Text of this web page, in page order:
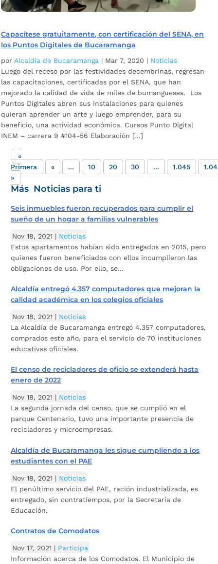
Capacítese gratuitamente, con certificación del SENA, en
los Puntos Digitales de Bucaramanga
por Alcaldía de Bucaramanga | Mar 7, 2020 | Noticias
Luego del receso por las festividades decembrinas, regresan
las capacitaciones, certificadas por el SENA, que han
mejorado la calidad de vida de miles de bumangueses. Los
Puntos Digitales abren sus instalaciones para quienes
quieran aprender un arte y luego emprender, para su
beneficio, una actividad económica. Cursos Punto Digital
INEM – carrera 9 #104-56 Elaboración […]
«
Primera
« ... 10 20 30 ... 1.045
»
Más Noticias para ti
Seis inmuebles fueron recuperados para cumplir el
sueño de un hogar a familias vulnerables
Nov 18, 2021 | Noticias
Estos apartamentos habían sido entregados en 2015, pero
quienes fueron beneficiados con ellos incumplieron las
obligaciones de uso. Por ello, se...
Alcaldía entregó 4.357 computadores que mejoran la
calidad académica en los colegios oficiales
Nov 18, 2021 | Noticias
La Alcaldía de Bucaramanga entregó 4.357 computadores,
comprados este año, para el servicio de 70 instituciones
educativas oficiales.
El censo de recicladores de oficio se extenderá hasta
enero de 2022
Nov 18, 2021 | Noticias
La segunda jornada del censo, que se cumplió en el
parque Centenario, tuvo una importante presencia de
recicladores y microempresas.
Alcaldía de Bucaramanga les sigue cumpliendo a los
estudiantes con el PAE
Nov 18, 2021 | Noticias
El penúltimo servicio del PAE, ración industrializada, es
entregado, sin contratiempos, por la Secretaría de
Educación.
Contratos de Comodatos
Nov 17, 2021 | Participa
Información acerca de los Comodatos. El Municipio de